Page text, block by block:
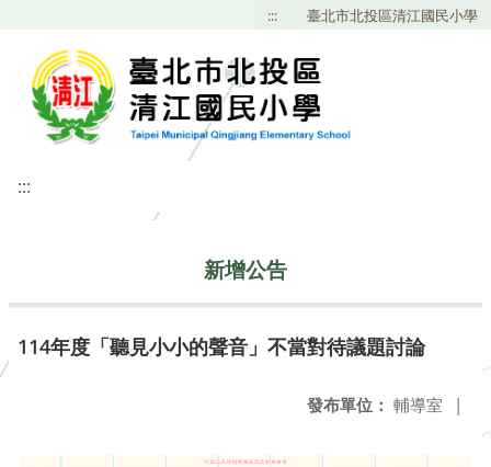
::: 臺北市北投區清江國民小學
:::
新增公告
114年度「聽見小小的聲音」不當對待議題討論
發布單位： 輔導室 |